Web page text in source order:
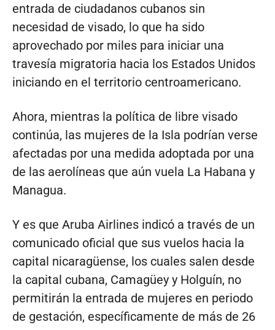
entrada de ciudadanos cubanos sin
necesidad de visado, lo que ha sido
aprovechado por miles para iniciar una
travesía migratoria hacia los Estados Unidos
iniciando en el territorio centroamericano.
Ahora, mientras la política de libre visado
continúa, las mujeres de la Isla podrían verse
afectadas por una medida adoptada por una
de las aerolíneas que aún vuela La Habana y
Managua.
Y es que Aruba Airlines indicó a través de un
comunicado oficial que sus vuelos hacia la
capital nicaragüense, los cuales salen desde
la capital cubana, Camagüey y Holguín, no
permitirán la entrada de mujeres en periodo
de gestación, específicamente de más de 26